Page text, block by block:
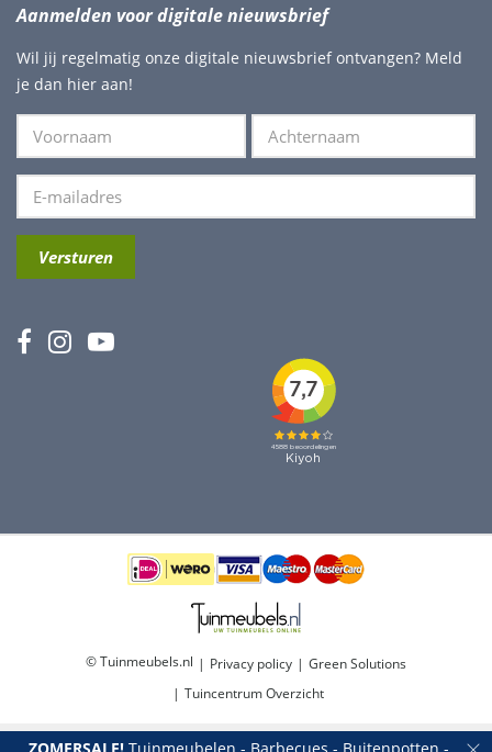
Aanmelden voor digitale nieuwsbrief
Wil jij regelmatig onze digitale nieuwsbrief ontvangen? Meld
je dan hier aan!
© Tuinmeubels.nl Privacy policy
Green Solutions
Tuincentrum Overzicht